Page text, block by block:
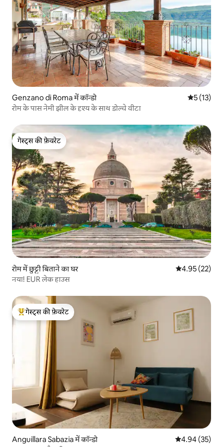
Genzano di Roma में कॉन्डो औसत रेटिंग
5 (13)
रोम के पास नेमी झील के दृश्य के साथ डोल्चे वीटा
गेस्ट्स की फ़ेवरेट
गेस्ट्स की फ़ेवरेट
रोम में छुट्टी बिताने का घर औसत रेटिंग 5 में
4.95 (22)
नया! EUR लेक हाउस
गेस्ट्स का टॉप फ़ेवरेट
गेस्ट्स की फ़ेवरेट
Anguillara Sabazia में कॉन्डो औसत रेटिंग 5 में
4.94 (35)